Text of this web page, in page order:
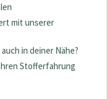
mit unserer
in deiner Nähe?
Stofferfahrung